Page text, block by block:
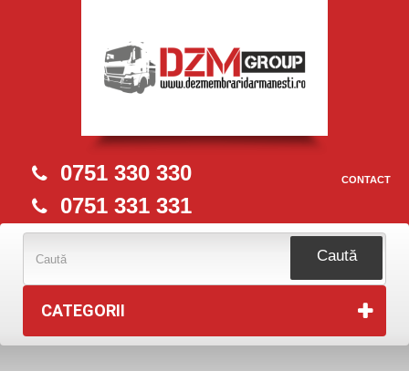
CONTACT
0751 330 330
0751 331 331
Caută
CATEGORII